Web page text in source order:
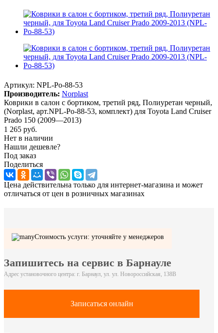
Артикул: NPL-Po-88-53
Производитель: Norplast
Коврики в салон с бортиком, третий ряд, Полиуретан черный,
(Norplast, арт.NPL-Po-88-53, комплект) для Toyota Land Cruiser
Prado 150 (2009—2013)
1 265 руб.
Нет в наличии
Нашли дешевле?
Под заказ
Поделиться
Цена действительна только для интернет-магазина и может
отличаться от цен в розничных магазинах
Стоимость услуги: уточняйте у менеджеров
Запишитесь на сервис в Барнауле
Адрес установочного центра: г. Барнаул, ул. ул. Новороссийская, 138В
Записаться онлайн